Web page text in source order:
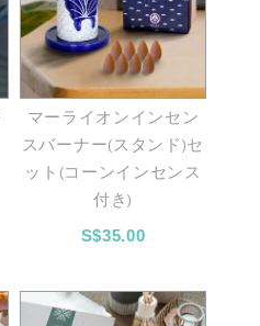
マーライオンインセン
スバーナー(スタンド)セ
ット(コーンインセンス
付き)
S$35.00